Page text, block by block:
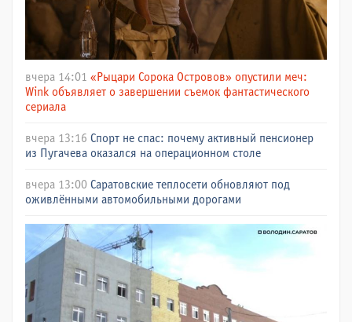
вчера 14:01 «Рыцари Сорока Островов» опустили меч:
Wink объявляет о завершении съемок фантастического
сериала
вчера 13:16 Спорт не спас: почему активный пенсионер
из Пугачева оказался на операционном столе
вчера 13:00 Саратовские теплосети обновляют под
оживлёнными автомобильными дорогами